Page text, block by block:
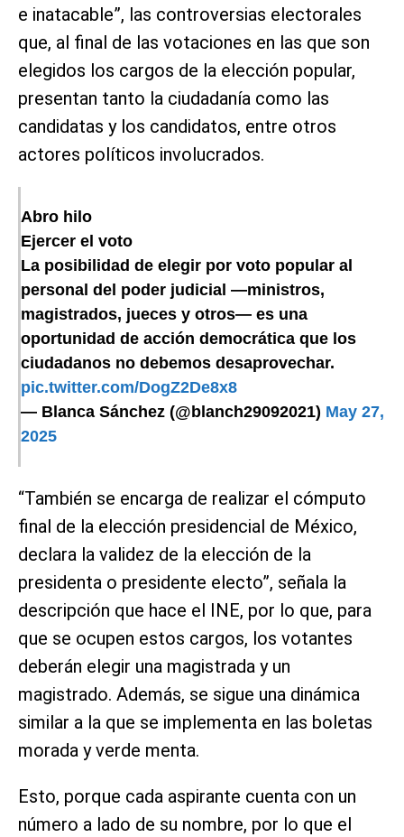
e inatacable”, las controversias electorales
que, al final de las votaciones en las que son
elegidos los cargos de la elección popular,
presentan tanto la ciudadanía como las
candidatas y los candidatos, entre otros
actores políticos involucrados.
Abro hilo
Ejercer el voto
La posibilidad de elegir por voto popular al
personal del poder judicial —ministros,
magistrados, jueces y otros— es una
oportunidad de acción democrática que los
ciudadanos no debemos desaprovechar.
pic.twitter.com/DogZ2De8x8
— Blanca Sánchez (@blanch29092021) May 27,
2025
“También se encarga de realizar el cómputo
final de la elección presidencial de México,
declara la validez de la elección de la
presidenta o presidente electo”, señala la
descripción que hace el INE, por lo que, para
que se ocupen estos cargos, los votantes
deberán elegir una magistrada y un
magistrado. Además, se sigue una dinámica
similar a la que se implementa en las boletas
morada y verde menta.
Esto, porque cada aspirante cuenta con un
número a lado de su nombre, por lo que el